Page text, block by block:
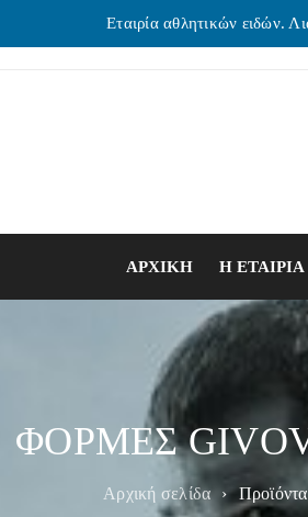
Εταιρία αθλητικών ειδών.
ΑΡΧΙΚΗ Η ΕΤΑΙΡΙΑ
ΦΟΡΜΕΣ
Αρχική σελίδα ›